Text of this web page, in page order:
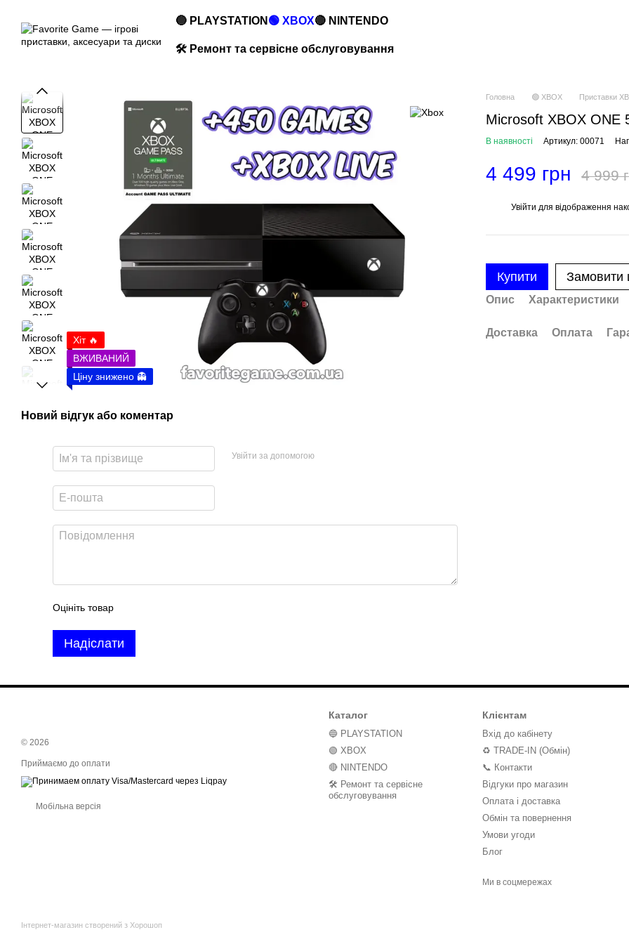
🔵 PLAYSTATION 🟢 XBOX🔴 NINTENDO
🛠️ Ремонт та сервісне обслуговування
Хіт 🔥
ВЖИВАНИЙ
Ціну знижено 👻
Новий відгук або коментар
Увійти за допомогою
Оцініть товар
Надіслати
Головна 🟢 XBOX Приставки
Microsoft XBOX ONE
В наявності Артикул: 00071
4 499 грн 4 999
Увійти для відображення
Купити Замовити
Опис Характеристики
Доставка Оплата
© 2026
Приймаємо до оплати
Мобільна версія
Інтернет-магазин створений з Хорошоп
Каталог
🔵 PLAYSTATION
🟢 XBOX
🔴 NINTENDO
🛠️ Ремонт та сервісне
обслуговування
Клієнтам
Вхід до кабінету
♻️ TRADE-IN (Обмін)
📞 Контакти
Відгуки про магазин
Оплата і доставка
Обмін та повернення
Умови угоди
Блог
Ми в соцмережах